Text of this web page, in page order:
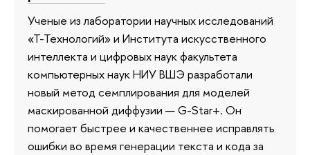
Ученые из лаборатории научных исследований
«Т-Технологий» и Института искусственного
интеллекта и цифровых наук факультета
компьютерных наук НИУ ВШЭ разработали
новый метод семплирования для моделей
маскированной диффузии — G-Star+. Он
помогает быстрее и качественнее исправлять
ошибки во время генерации текста и кода за